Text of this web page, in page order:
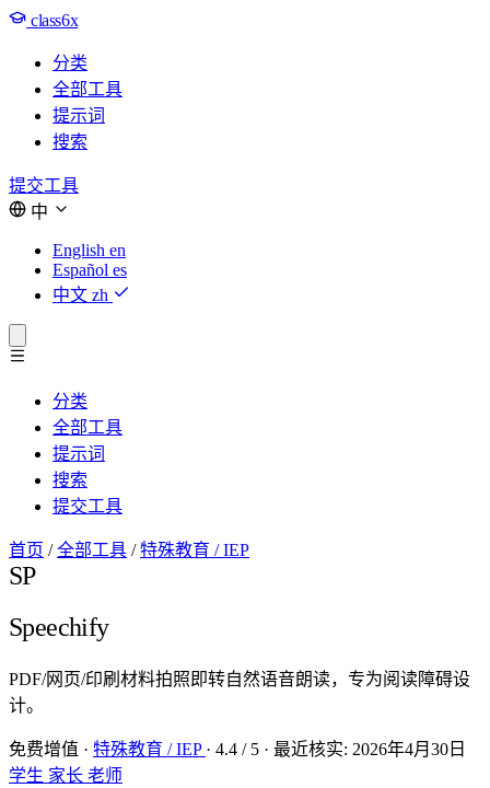
class6x
分类
全部工具
提示词
搜索
提交工具
中
English en
Español es
中文 zh
分类
全部工具
提示词
搜索
提交工具
首页 / 全部工具 / 特殊教育 / IEP
SP
Speechify
PDF/网页/印刷材料拍照即转自然语音朗读，专为阅读障碍设
计。
免费增值 · 特殊教育 / IEP · 4.4 / 5 · 最近核实: 2026年4月30日
学生 家长 老师